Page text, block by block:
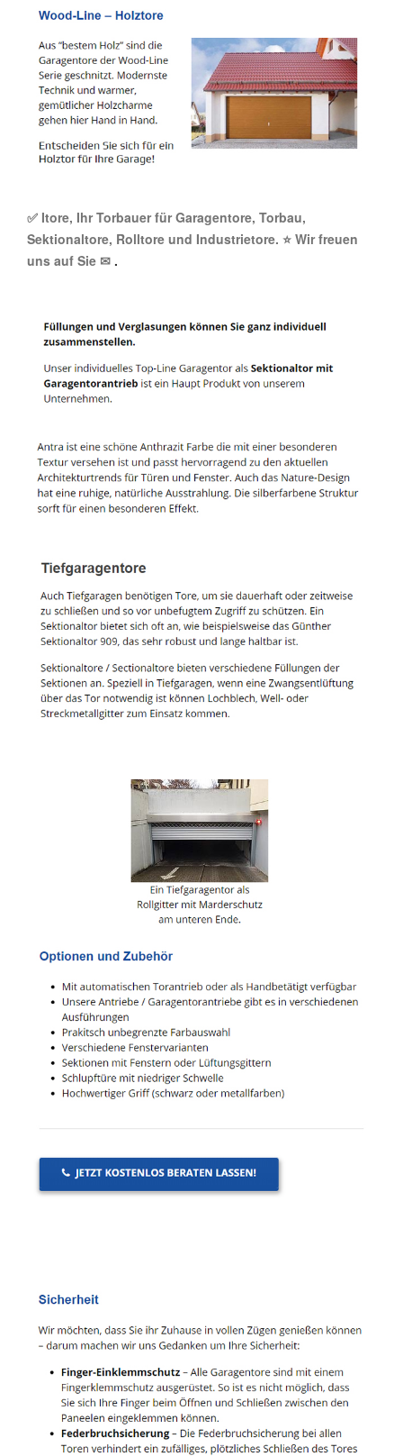
✅ Itore, Ihr Torbauer für Garagentore, Torbau,
Sektionaltore, Rolltore und Industrietore. ⭐ Wir freuen
uns auf Sie ✉ .